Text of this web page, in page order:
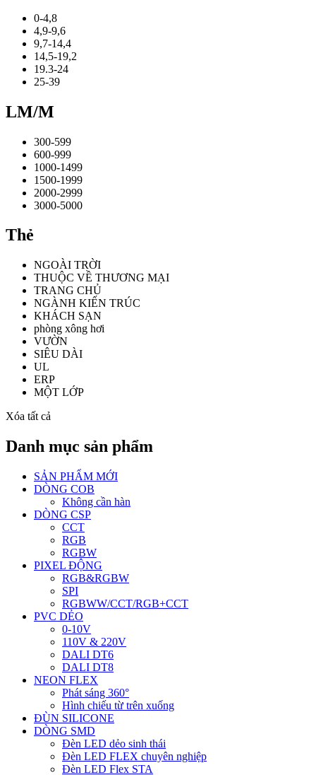
0-4,8
4,9-9,6
9,7-14,4
14,5-19,2
19.3-24
25-39
LM/M
300-599
600-999
1000-1499
1500-1999
2000-2999
3000-5000
Thẻ
NGOÀI TRỜI
THUỘC VỀ THƯƠNG MẠI
TRANG CHỦ
NGÀNH KIẾN ​​TRÚC
KHÁCH SẠN
phòng xông hơi
VƯỜN
SIÊU DÀI
UL
ERP
MỘT LỚP
Xóa tất cả
Danh mục sản phẩm
SẢN PHẨM MỚI
DÒNG COB
Không cần hàn
DÒNG CSP
CCT
RGB
RGBW
PIXEL ĐỘNG
RGB&RGBW
SPI
RGBWW/CCT/RGB+CCT
PVC DẺO
0-10V
110V & 220V
DALI DT6
DALI DT8
NEON FLEX
Phát sáng 360°
Hình chiếu từ trên xuống
ĐÙN SILICONE
DÒNG SMD
Đèn LED dẻo sinh thái
Đèn LED FLEX chuyên nghiệp
Đèn LED Flex STA